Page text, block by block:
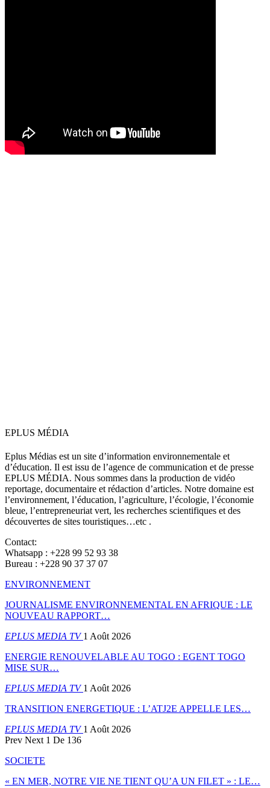
EPLUS MÉDIA
Eplus Médias est un site d’information environnementale et
d’éducation. Il est issu de l’agence de communication et de presse
EPLUS MÉDIA. Nous sommes dans la production de vidéo
reportage, documentaire et rédaction d’articles. Notre domaine est
l’environnement, l’éducation, l’agriculture, l’écologie, l’économie
bleue, l’entrepreneuriat vert, les recherches scientifiques et des
découvertes de sites touristiques…etc .
Contact:
Whatsapp : +228 99 52 93 38
Bureau : +228 90 37 37 07
ENVIRONNEMENT
JOURNALISME ENVIRONNEMENTAL EN AFRIQUE : LE
NOUVEAU RAPPORT…
EPLUS MEDIA TV1 Août 2026
ENERGIE RENOUVELABLE AU TOGO : EGENT TOGO
MISE SUR…
EPLUS MEDIA TV1 Août 2026
TRANSITION ENERGETIQUE : L’ATJ2E APPELLE LES…
EPLUS MEDIA TV1 Août 2026
Prev Next 1 De 136
SOCIETE
« EN MER, NOTRE VIE NE TIENT QU’A UN FILET » : LE…